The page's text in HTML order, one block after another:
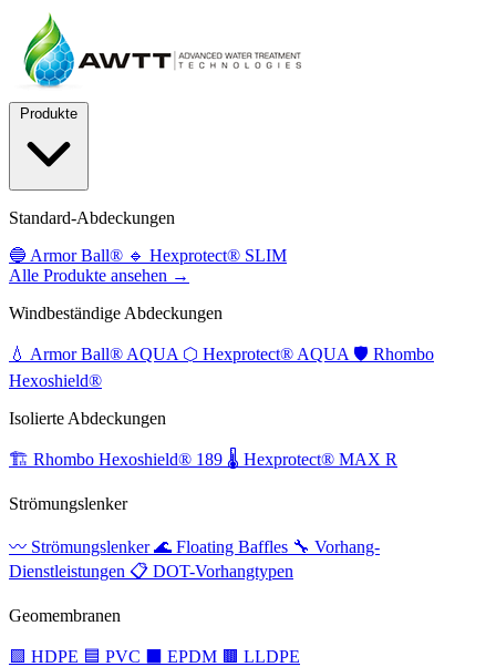
Standard-Abdeckungen
🔵 Armor Ball® 🔹 Hexprotect® SLIM
Alle Produkte ansehen →
Windbeständige Abdeckungen
💧 Armor Ball® AQUA ⬡ Hexprotect® AQUA 🛡️ Rhombo
Hexoshield®
Isolierte Abdeckungen
🏗️ Rhombo Hexoshield® 189 🌡️ Hexprotect® MAX R
Strömungslenker
〰️ Strömungslenker🌊 Floating Baffles 🔧 Vorhang-
Dienstleistungen 📋 DOT-Vorhangtypen
Geomembranen
🟩 HDPE 🟦 PVC EPDM 🟫 LLDPE